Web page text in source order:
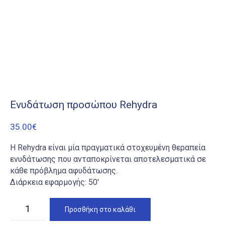
Ενυδάτωση προσώπου Rehydra
35.00€
Η Rehydra είναι μία πραγματικά στοχευμένη θεραπεία
ενυδάτωσης που ανταποκρίνεται αποτελεσματικά σε
κάθε πρόβλημα αφυδάτωσης.
Διάρκεια εφαρμογής: 50′
Προσθήκη στο καλάθι